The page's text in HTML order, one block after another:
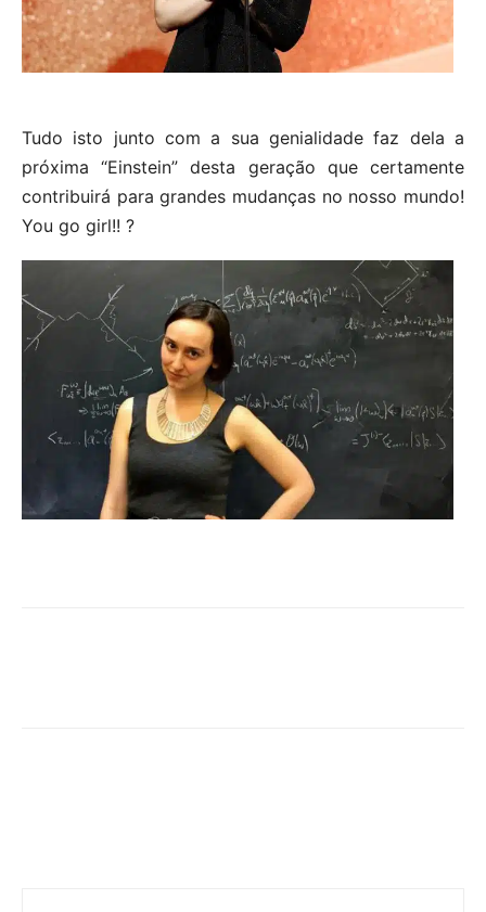
Tudo isto junto com a sua genialidade faz dela a
próxima “Einstein” desta geração que certamente
contribuirá para grandes mudanças no nosso mundo!
You go girl!! ?